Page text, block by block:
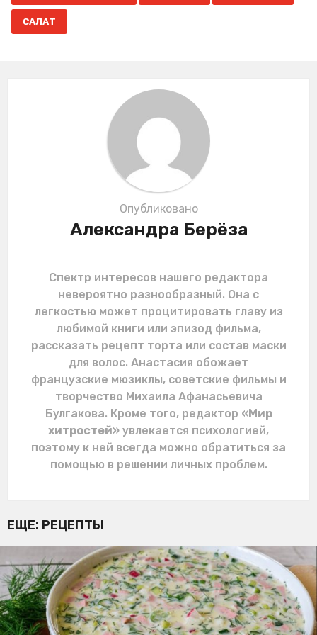
g
i
САЛАТ
Опубликовано
Александра Берёза
Спектр интересов нашего редактора
невероятно разнообразный. Она с
легкостью может процитировать главу из
любимой книги или эпизод фильма,
рассказать рецепт торта или состав маски
для волос. Анастасия обожает
французские мюзиклы, советские фильмы и
творчество Михаила Афанасьевича
Булгакова. Кроме того, редактор «Мир
хитростей» увлекается психологией,
поэтому к ней всегда можно обратиться за
помощью в решении личных проблем.
ЕЩЕ: РЕЦЕПТЫ